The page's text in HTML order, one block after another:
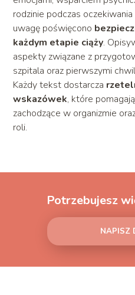
rodzinie podczas
uwagę poświęcono
każdym etapie ciąży.
aspekty związane z
szpitala oraz pierwszymi
Każdy tekst dostarcza
wskazówek, które
zachodzące w organizmie
roli.
Potrzebujesz
NAPISZ